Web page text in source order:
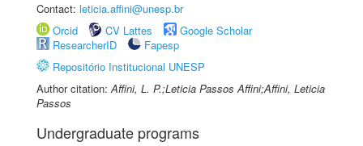
Contact: leticia.affini@unesp.br
Orcid
CV Lattes
Google Scholar
ResearcherID
Fapesp
Repositório Institucional UNESP
Author citation:Affini, L. P.;Leticia Passos Affini;Affini, Leticia
Passos
Undergraduate programs